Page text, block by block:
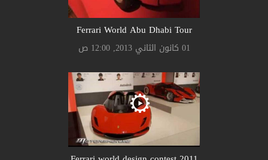
Ferrari World Abu Dhabi Tour
01 كانون الثاني 2013, 12:00 ص